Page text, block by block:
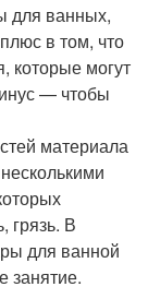
для ванных,
в том, что
которые могут
— чтобы
материала
грязь. В
для ванной
занятие.